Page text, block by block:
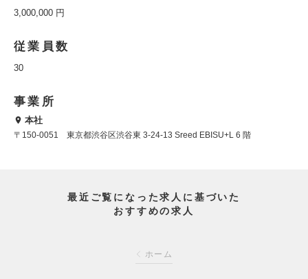
3,000,000 円
従業員数
30
事業所
本社
〒150-0051 東京都渋谷区渋谷東 3-24-13 Sreed EBISU+L 6 階
最近ご覧になった求人に基づいた
おすすめの求人
ホーム